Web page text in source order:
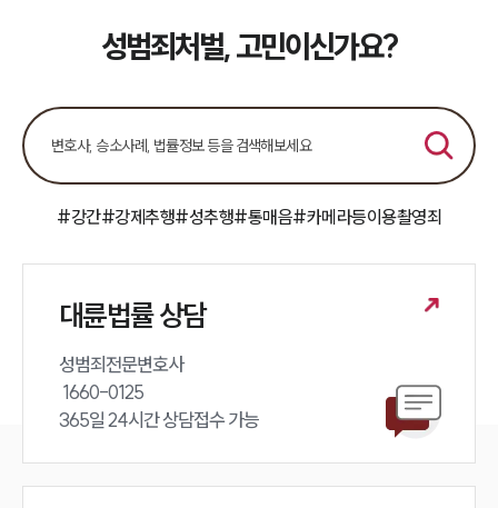
성범죄처벌, 고민이신가요?
#강간#강제추행#성추행#통매음#카메라등이용촬영죄
대륜법률 상담
성범죄전문변호사
365일 24시간 상담접수 가능